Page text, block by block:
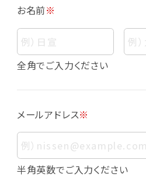
個人情報
個人情報とは、お客様個人
て、当該情報を構成する氏名
す。また、その情報のみで
も、他の情報と容易に照合
お客様個人を識別できるも
れます。
お名前※
全角でご入力ください
メールアドレス※
半角英数でご入力ください